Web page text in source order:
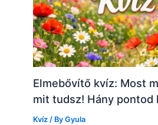
Elmebővítő kvíz: Most
mit tudsz! Hány pontod
Kvíz / ByGyula